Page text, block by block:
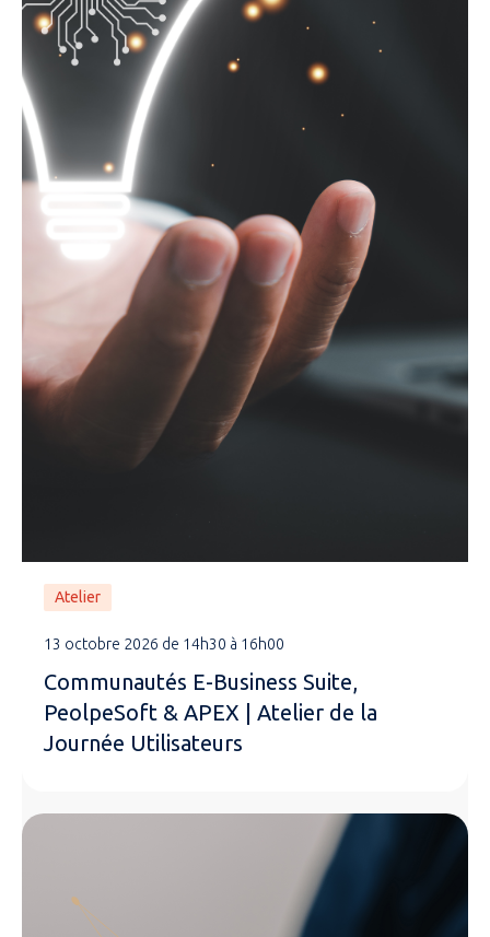
Atelier
13 octobre 2026 de 14h30 à 16h00
Communautés E-Business Suite,
PeolpeSoft & APEX | Atelier de la
Journée Utilisateurs